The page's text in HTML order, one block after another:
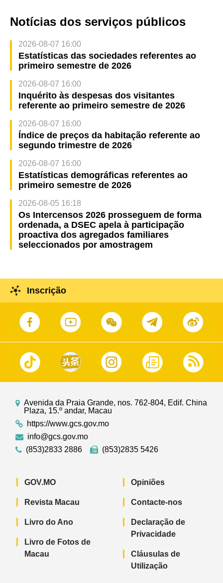
Notícias dos serviços públicos
2026-08-07 16:00
Estatísticas das sociedades referentes ao
primeiro semestre de 2026
2026-08-07 16:00
Inquérito às despesas dos visitantes
referente ao primeiro semestre de 2026
2026-08-07 16:00
Índice de preços da habitação referente ao
segundo trimestre de 2026
2026-08-07 16:00
Estatísticas demográficas referentes ao
primeiro semestre de 2026
2026-08-05 16:18
Os Intercensos 2026 prosseguem de forma
ordenada, a DSEC apela à participação
proactiva dos agregados familiares
seleccionados por amostragem
Inscrição
Avenida da Praia Grande, nos. 762-804, Edif. China
Plaza, 15.º andar, Macau
https://www.gcs.gov.mo
info@gcs.gov.mo
(853)2833 2886
(853)2835 5426
GOV.MO
Revista Macau
Livro do Ano
Livro de Fotos de
Macau
Opiniões
Contacte-nos
Declaração de
Privacidade
Cláusulas de
Utilização